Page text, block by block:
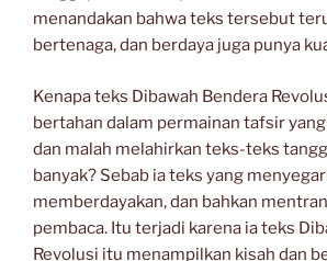
menandakan bahwa teks tersebut
bertenaga, dan berdaya juga punya
Kenapa teks Dibawah Bendera
bertahan dalam permainan tafsir
dan malah melahirkan teks-teks
banyak? Sebab ia teks yang
memberdayakan, dan bahkan
pembaca. Itu terjadi karena ia teks
Revolusi itu menampilkan kisah dan